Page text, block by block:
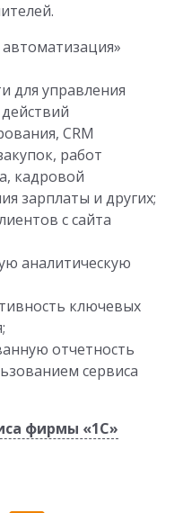
для управления
CRM
работ
кадровой
зарплаты и других;
с сайта
аналитическую
ключевых
отчетность
сервиса
фирмы «1С»